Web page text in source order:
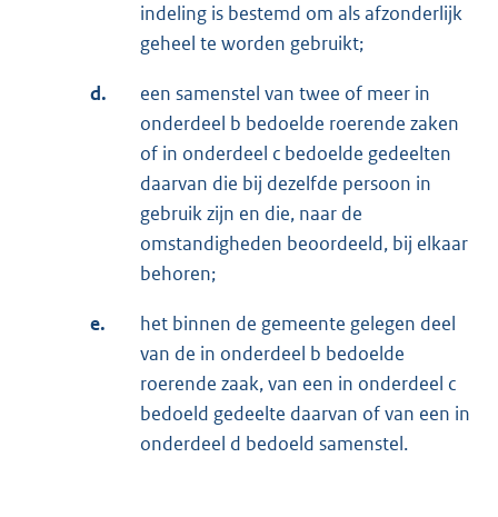
indeling is bestemd om als afzonderlijk
geheel te worden gebruikt;
d.
een samenstel van twee of meer in
onderdeel b bedoelde roerende zaken
of in onderdeel c bedoelde gedeelten
daarvan die bij dezelfde persoon in
gebruik zijn en die, naar de
omstandigheden beoordeeld, bij elkaar
behoren;
e.
het binnen de gemeente gelegen deel
van de in onderdeel b bedoelde
roerende zaak, van een in onderdeel c
bedoeld gedeelte daarvan of van een in
onderdeel d bedoeld samenstel.